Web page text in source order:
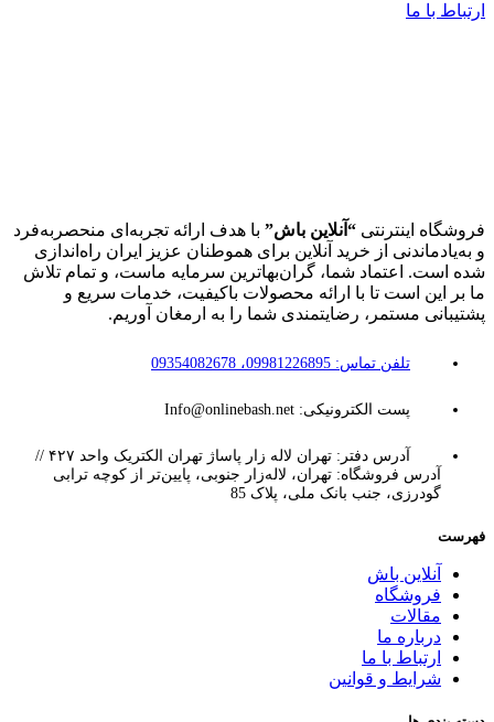
ارتباط با ما
فروشگاه اینترنتی “آنلاین باش” با هدف ارائه تجربه‌ای منحصربه‌فرد
و به‌یادماندنی از خرید آنلاین برای هموطنان عزیز ایران راه‌اندازی
شده است. اعتماد شما، گران‌بهاترین سرمایه ماست، و تمام تلاش
ما بر این است تا با ارائه محصولات باکیفیت، خدمات سریع و
پشتیبانی مستمر، رضایتمندی شما را به ارمغان آوریم.
تلفن تماس: 09981226895، 09354082678
پست الکترونیکی: Info@onlinebash.net
آدرس دفتر: تهران لاله زار پاساژ تهران الکتریک واحد ۴۲۷ //
آدرس فروشگاه: تهران، لاله‌زار جنوبی، پایین‌تر از کوچه ترابی
گودرزی، جنب بانک ملی، پلاک 85
فهرست
آنلاین باش
فروشگاه
مقالات
درباره ما
ارتباط با ما
شرایط و قوانین